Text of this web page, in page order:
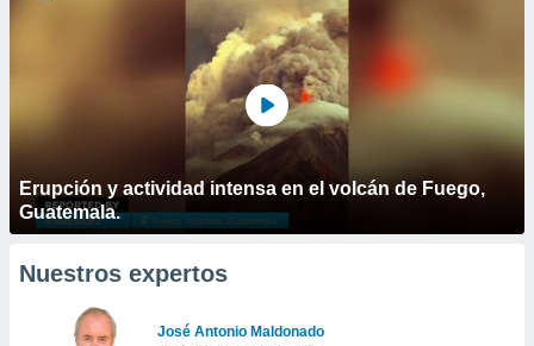
Erupción y actividad intensa en el volcán de Fuego,
Guatemala.
Nuestros expertos
José Antonio Maldonado